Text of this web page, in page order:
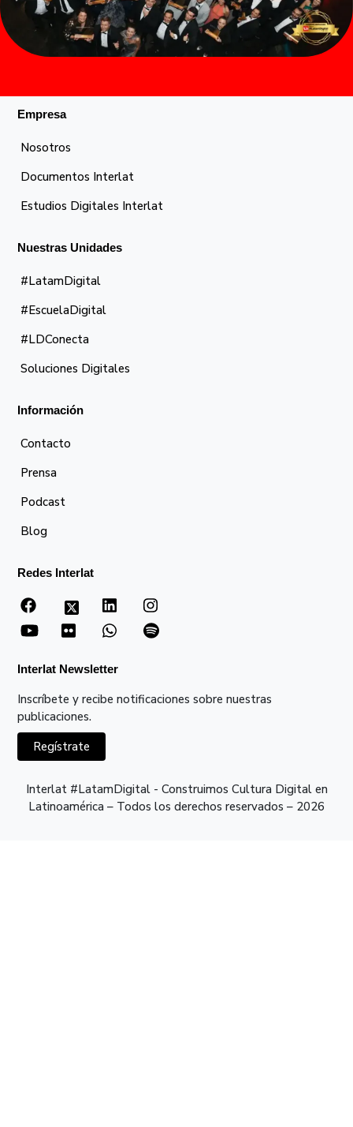
Empresa
Nosotros
Documentos Interlat
Estudios Digitales Interlat
Nuestras Unidades
#LatamDigital
#EscuelaDigital
#LDConecta
Soluciones Digitales
Información
Contacto
Prensa
Podcast
Blog
Redes Interlat
Interlat Newsletter
Inscríbete y recibe notificaciones sobre nuestras
publicaciones.
Regístrate
Interlat #LatamDigital - Construimos Cultura Digital en
Latinoamérica – Todos los derechos reservados – 2026